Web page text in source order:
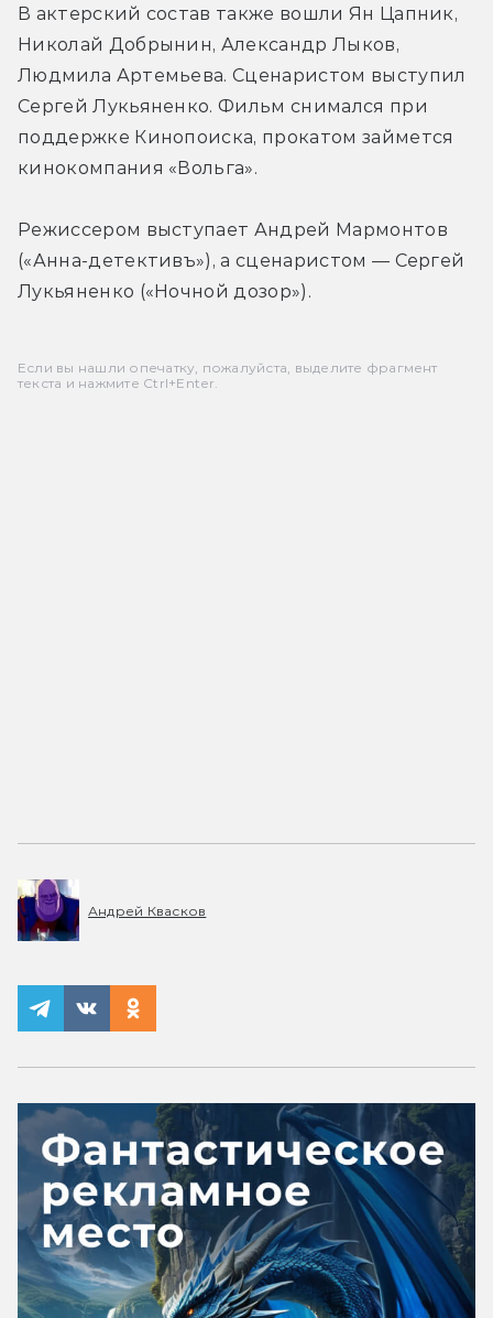
В актерский состав также вошли Ян Цапник,
Николай Добрынин, Александр Лыков,
Людмила Артемьева. Сценаристом выступил
Сергей Лукьяненко. Фильм снимался при
поддержке Кинопоиска, прокатом займется
Режиссером выступает Андрей Мармонтов
(«Анна-детективъ»), а сценаристом — Сергей
Лукьяненко («Ночной дозор»).
Если вы нашли опечатку, пожалуйста, выделите фрагмент
текста и нажмите Ctrl+Enter.
Андрей Квасков